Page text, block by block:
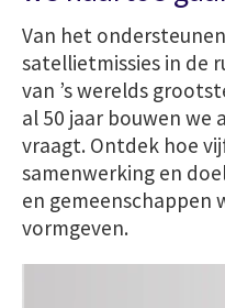
Van het
satellietmissies in de
van ’s werelds
al 50 jaar bouwen
vraagt. Ontdek hoe
samenwerking en
en gemeenschappen
vormgeven.